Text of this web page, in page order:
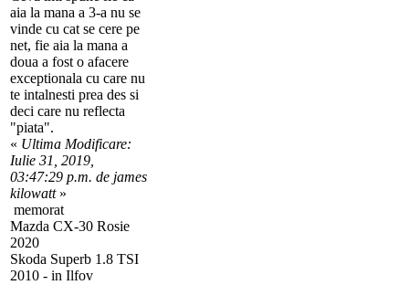
aia la mana a 3-a nu se
vinde cu cat se cere pe
net, fie aia la mana a
doua a fost o afacere
exceptionala cu care nu
te intalnesti prea des si
deci care nu reflecta
"piata".
« Ultima Modificare:
Iulie 31, 2019,
03:47:29 p.m. de james
kilowatt»
memorat
Mazda CX-30 Rosie
2020
Skoda Superb 1.8 TSI
2010 - in Ilfov